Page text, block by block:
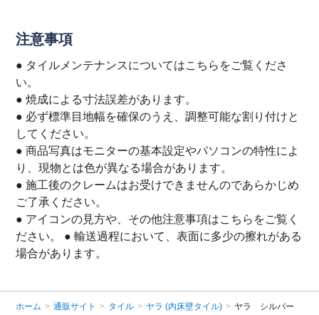
注意事項
● タイルメンテナンスについてはこちら をご覧くださ
い。
● 焼成による寸法誤差があります。
● 必ず標準目地幅を確保のうえ、調整可能な割り付けと
してください。
● 商品写真はモニターの基本設定やパソコンの特性によ
り、現物とは色が異なる場合があります。
● 施工後のクレームはお受けできませんのであらかじめ
ご了承ください。
● アイコンの見方や、その他注意事項はこちら をご覧く
ださい。 ● 輸送過程において、表面に多少の擦れがある
場合があります。
ホーム > 通販サイト > タイル > ヤラ (内床壁タイル) > ヤラ シルバー